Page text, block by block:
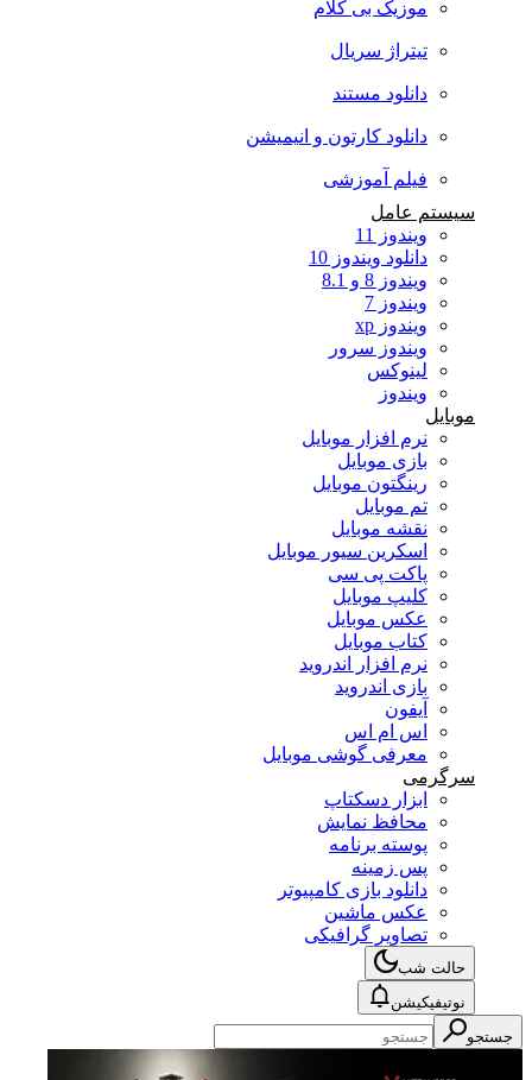
موزیک بی کلام
تیتراژ سریال
دانلود مستند
دانلود کارتون و انیمیشن
فیلم آموزشی
سیستم عامل
ویندوز 11
دانلود ویندوز 10
ویندوز 8 و 8.1
ویندوز 7
ویندوز xp
ویندوز سرور
لینوکس
ویندوز
موبایل
نرم افزار موبایل
بازی موبایل
رینگتون موبایل
تم موبایل
نقشه موبایل
اسکرین سیور موبایل
پاکت پی سی
کلیپ موبایل
عکس موبایل
کتاب موبایل
نرم افزار اندروید
بازی اندروید
آیفون
اس ام اس
معرفی گوشی موبایل
سرگرمی
ابزار دسکتاپ
محافظ نمایش
پوسته برنامه
پس زمینه
دانلود بازی کامپیوتر
عکس ماشین
تصاویر گرافیکی
حالت شب
نوتیفیکیشن
جستجو